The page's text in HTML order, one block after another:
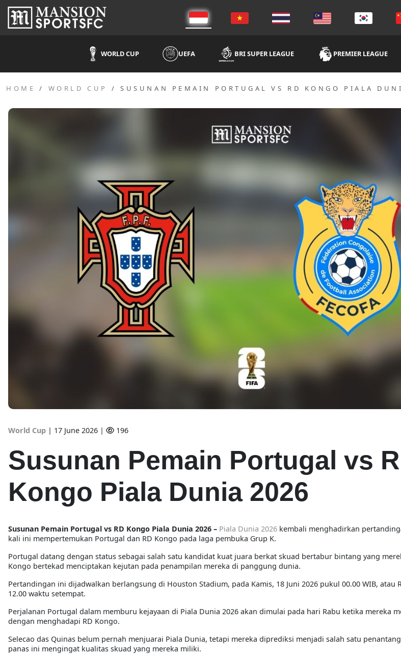
WORLD CUP UEFA BRI SUPER LEAGUE PREMIER LEAGUE
HOME WORLD CUP SUSUNAN PEMAIN PORTUGAL VS RD KONGO PIALA
World Cup | 17 June 2026 | 196
Susunan Pemain Portugal vs
Kongo Piala Dunia 2026
Susunan Pemain Portugal vs RD Kongo Piala Dunia 2026 – Piala Dunia 2026 kembali menghadirkan
kali ini mempertemukan Portugal dan RD Kongo pada laga pembuka Grup K.
Portugal datang dengan status sebagai salah satu kandidat kuat juara berkat skuad bertabur bintang yang
Kongo bertekad menciptakan kejutan pada penampilan mereka di panggung dunia.
Pertandingan ini dijadwalkan berlangsung di Houston Stadium, pada Kamis, 18 Juni 2026 pukul 00.00 WIB, atau
12.00 waktu setempat.
Perjalanan Portugal dalam memburu kejayaan di Piala Dunia 2026 akan dimulai pada hari Rabu ketika mereka
dengan menghadapi RD Kongo.
Selecao das Quinas belum pernah menjuarai Piala Dunia, tetapi mereka diprediksi menjadi salah satu
panas ini mengingat kualitas skuad yang mereka miliki.